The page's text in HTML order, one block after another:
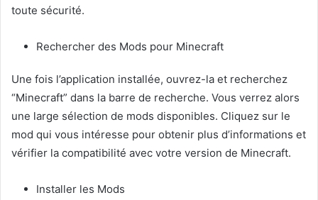
toute sécurité.
Rechercher des Mods pour Minecraft
Une fois l’application installée, ouvrez-la et recherchez
“Minecraft” dans la barre de recherche. Vous verrez alors
une large sélection de mods disponibles. Cliquez sur le
mod qui vous intéresse pour obtenir plus d’informations et
vérifier la compatibilité avec votre version de Minecraft.
Installer les Mods